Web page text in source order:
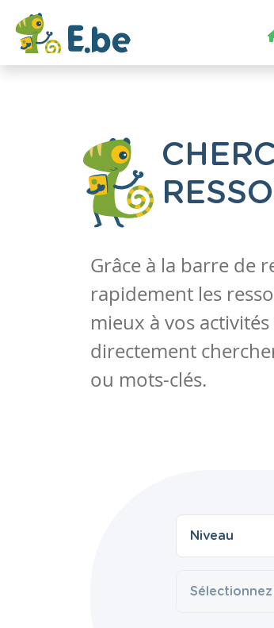
Grâce à la barre de
rapidement les
mieux à vos
directement
ou mots-clés.